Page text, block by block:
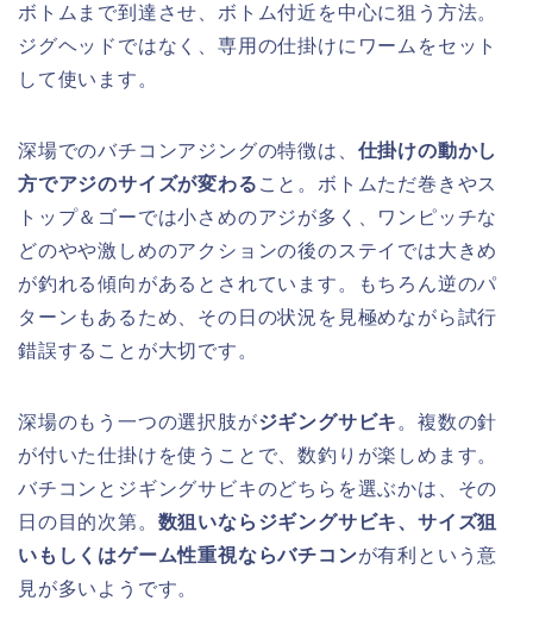
ボトムまで到達させ、ボトム付近を中心に狙う方法。
ジグヘッドではなく、専用の仕掛けにワームをセット
して使います。
深場でのバチコンアジングの特徴は、 仕掛けの動かし
方でアジのサイズが変わる こと。ボトムただ巻きやス
トップ＆ゴーでは小さめのアジが多く、ワンピッチな
どのやや激しめのアクションの後のステイでは大きめ
が釣れる傾向があるとされています。もちろん逆のパ
ターンもあるため、その日の状況を見極めながら試行
錯誤することが大切です。
深場のもう一つの選択肢がジギングサビキ 。複数の針
が付いた仕掛けを使うことで、数釣りが楽しめます。
バチコンとジギングサビキのどちらを選ぶかは、その
日の目的次第。 数狙いならジギングサビキ、サイズ狙
いもしくはゲーム性重視ならバチコンが有利という意
見が多いようです。